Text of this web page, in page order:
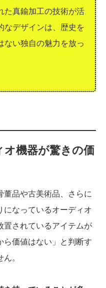
た真鍮加工の技術が活
なデザインは、歴史を
ない独自の魅力を放っ
オ機器が驚きの価
董品や古美術品、さらに
になっているオーディオ
置されているアイテムが
ら価値はない」と判断す
。